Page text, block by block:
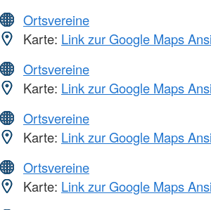
Ortsvereine
Karte: Link zur Google Maps
Ortsvereine
Karte: Link zur Google Maps
Ortsvereine
Karte: Link zur Google Maps
Ortsvereine
Karte: Link zur Google Maps